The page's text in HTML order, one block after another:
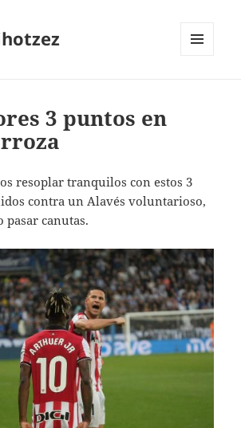
3 puntos en
resoplar tranquilos con estos 3
contra un Alavés voluntarioso,
pasar canutas.